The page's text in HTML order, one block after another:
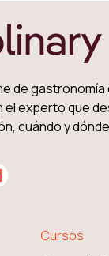
de
el experto que
cuándo y
Cursos